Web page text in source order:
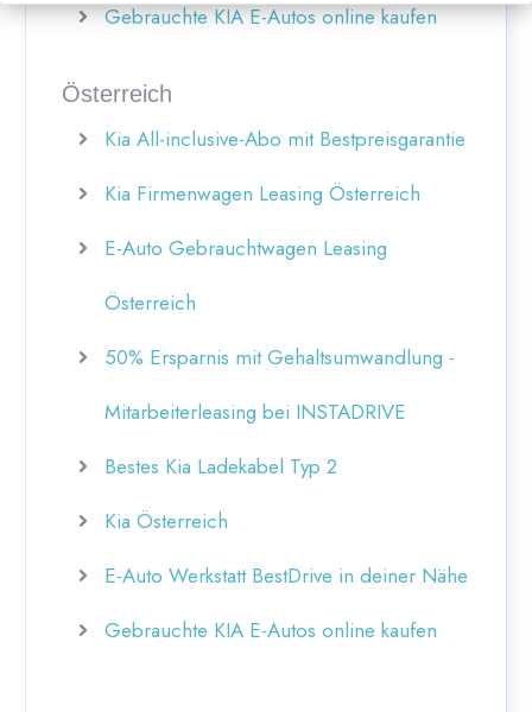
Gebrauchte KIA E-Autos online kaufen
Österreich
Kia All-inclusive-Abo mit Bestpreisgarantie
Kia Firmenwagen Leasing Österreich
E-Auto Gebrauchtwagen Leasing
Österreich
50% Ersparnis mit Gehaltsumwandlung -
Mitarbeiterleasing bei INSTADRIVE
Bestes Kia Ladekabel Typ 2
Kia Österreich
E-Auto Werkstatt BestDrive in deiner Nähe
Gebrauchte KIA E-Autos online kaufen